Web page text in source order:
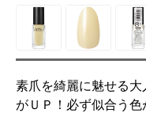
素爪を綺麗に魅せる
がＵＰ！必ず似合う